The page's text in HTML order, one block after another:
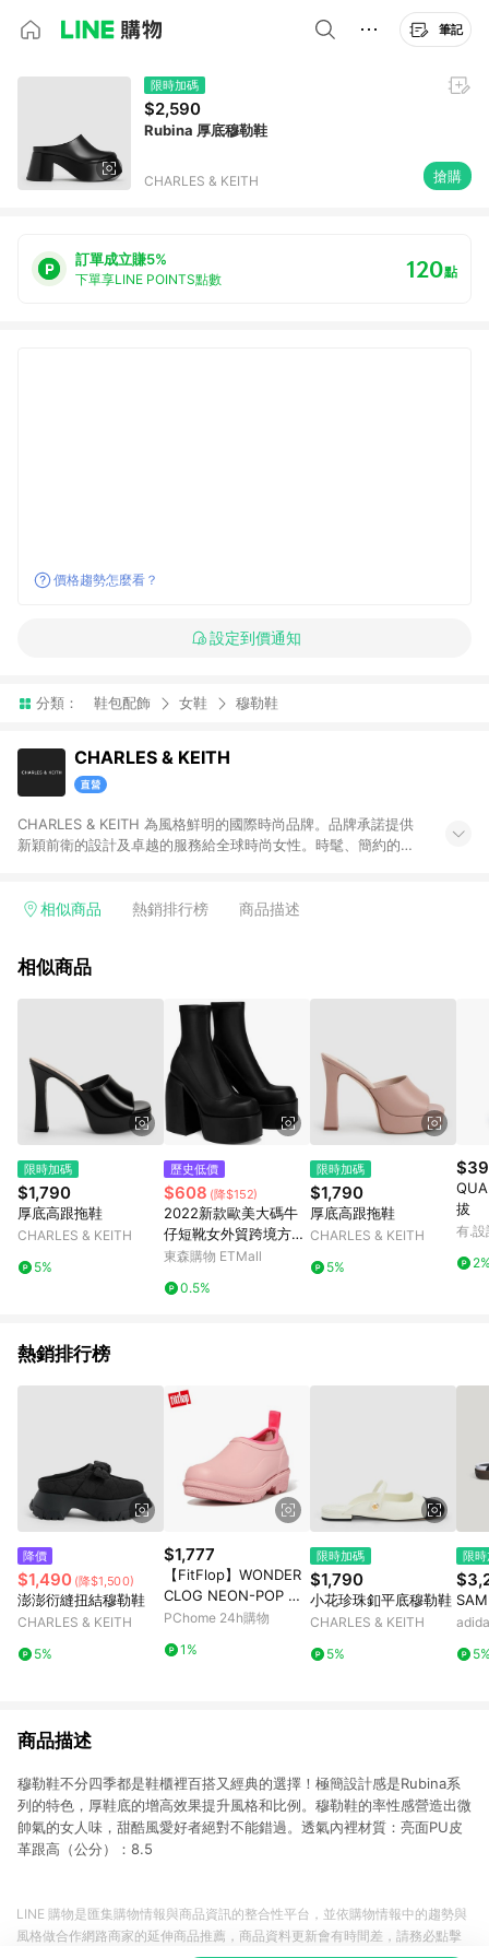
筆記
限時加碼
$2,590
Rubina 厚底穆勒鞋
CHARLES & KEITH 搶購
訂單成立賺5%
下單享LINE POINTS點數 120點
價格趨勢怎麼看？
設定到價通知
分類： 鞋包配飾 女鞋 穆勒鞋
CHARLES & KEITH
CHARLES & KEITH 為風格鮮明的國際時尚品牌。品牌承諾提供
新穎前衛的設計及卓越的服務給全球時尚女性。時髦、簡約的設
時內結帳才享有回饋，點數將於廠商出貨後 30天前後發送。若於
相似商品 熱銷排行榜 商品描述
相似商品
限時加碼
$1,790
厚底高跟拖鞋
CHARLES & KEITH
5%
歷史低價
$608 (降$152)
2022新款歐美大碼牛
仔短靴女外貿跨境方頭
防水臺高跟時尚厚底女
東森購物 ETMall
0.5%
限時加碼
$1,790
厚底高跟拖鞋
CHARLES & KEITH
5%
拔
有.
熱銷排行榜
降價
$1,490 (降$1,500)
澎澎衍縫扭結穆勒鞋
CHARLES & KEITH
5%
$1,777
【FitFlop】WONDER
CLOG NEON-POP WA
TERPROOF RUBBER
瑰鹽)
PChome 24h購物
1%
限時加碼
$1,790
小花珍珠釦平底穆勒鞋
CHARLES & KEITH
5%
限
商品描述
穆勒鞋不分四季都是鞋櫃裡百搭又經典的選擇！極簡設計感是Rubina系
列的特色，厚鞋底的增高效果提升風格和比例。穆勒鞋的率性感營造出微
帥氣的女人味，甜酷風愛好者絕對不能錯過。透氣內裡材質：亮面PU皮
革跟高（公分）：8.5
LINE 購物是匯集購物情報與商品資訊的整合性平台，並依購物情報中的趨勢與
風格做合作網路商家的延伸商品推薦，商品資料更新會有時間差，請務必點擊